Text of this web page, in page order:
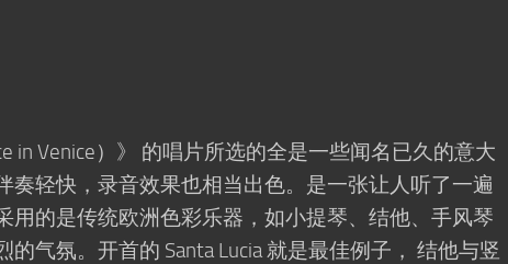
in Venice）》 的唱片所选的全是一些闻名已久的意大
奏轻快，录音效果也相当出色。是一张让人听了一遍
用的是传统欧洲色彩乐器，如小提琴、结他、手风琴
气氛。开首的 Santa Lucia 就是最佳例子， 结他与竖